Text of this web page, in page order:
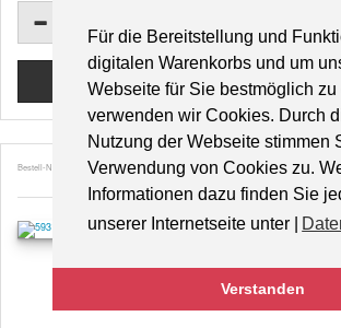
Für die Bereitstellung und
digitalen Warenkorbs und um
Webseite für Sie bestmöglich zu
verwenden wir Cookies. Durch
Nutzung der Webseite stimmen
Verwendung von Cookies zu.
Informationen dazu finden Sie
unserer Internetseite unter |
Verstanden
Bestell-Nr. 59318